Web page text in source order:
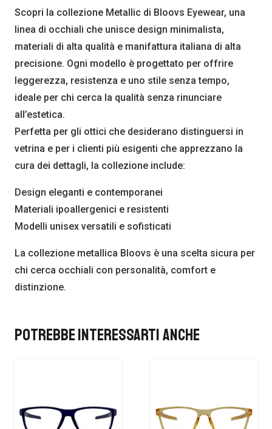
Scopri la collezione Metallic di Bloovs Eyewear, una
linea di occhiali che unisce design minimalista,
materiali di alta qualità e manifattura italiana di alta
precisione. Ogni modello è progettato per offrire
leggerezza, resistenza e uno stile senza tempo,
ideale per chi cerca la qualità senza rinunciare
all’estetica.
Perfetta per gli ottici che desiderano distinguersi in
vetrina e per i clienti più esigenti che apprezzano la
cura dei dettagli, la collezione include:
Design eleganti e contemporanei
Materiali ipoallergenici e resistenti
Modelli unisex versatili e sofisticati
La collezione metallica Bloovs è una scelta sicura per
chi cerca occhiali con personalità, comfort e
distinzione.
Potrebbe interessarti anche